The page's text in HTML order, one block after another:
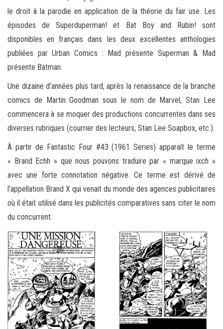
le droit à la parodie en application de la théorie du fair use. Les
épisodes de Superduperman! et Bat Boy and Rubin! sont
disponibles en français dans les deux excellentes anthologies
publiées par Urban Comics : Mad présente Superman & Mad
présente Batman.
Une dizaine d’années plus tard, après la renaissance de la branche
comics de Martin Goodman sous le nom de Marvel, Stan Lee
commencera à se moquer des productions concurrentes dans ses
diverses rubriques (courrier des lecteurs, Stan Lee Soapbox, etc.).
À partir de Fantastic Four #43 (1961 Series) apparaît le terme
« Brand Echh » que nous pouvons traduire par « marque ixch »
avec une forte connotation négative. Ce terme est dérivé de
l’appellation Brand X qui venait du monde des agences publicitaires
où il était utilisé dans les publicités comparatives sans citer le nom
du concurrent.